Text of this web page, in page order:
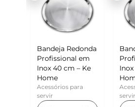
Bandeja Redonda
Profissional em
Inox 40 cm – Ke
Home
Acessórios para